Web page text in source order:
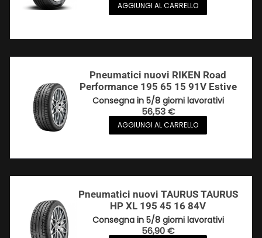
AGGIUNGI AL CARRELLO
Pneumatici nuovi RIKEN Road
Performance 195 65 15 91V Estive
Consegna in 5/8 giorni lavorativi
56,53€
AGGIUNGI AL CARRELLO
Pneumatici nuovi TAURUS TAURUS
HP XL 195 45 16 84V
Consegna in 5/8 giorni lavorativi
56,90€